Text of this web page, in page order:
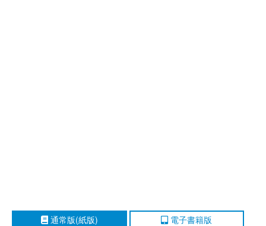
通常版(紙版) 電子書籍版